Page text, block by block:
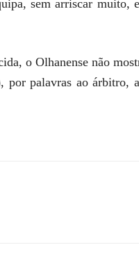
sem arriscar
o Olhanense não
palavras ao